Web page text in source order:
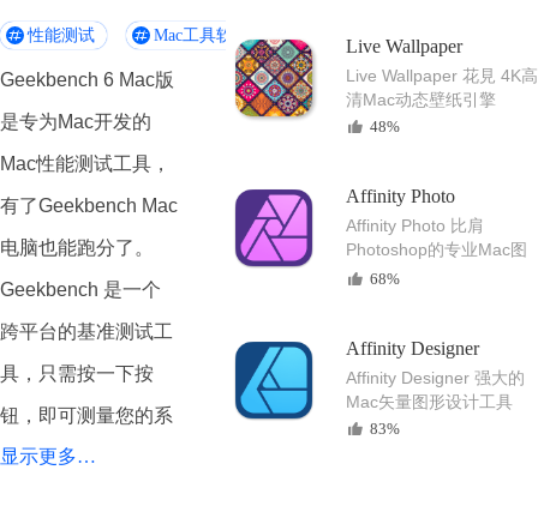
性能测试 Mac工具软件
Geekbench 6 Mac版
是专为Mac开发的
Mac性能测试工具，
有了Geekbench Mac
电脑也能跑分了 。
Geekbench 是一个
跨平台的基准测试工
具，只需按一下按
钮，即可测量您的系
统性能。当面临任务
显示更多…
Live Wallpaper
Live Wallpaper 花見 4K高
清Mac动态壁纸引擎
48%
Affinity Photo
Affinity Photo 比肩
Photoshop的专业Mac图
像编辑软件
68%
Affinity Designer
Affinity Designer 强大的
Mac矢量图形设计工具
83%